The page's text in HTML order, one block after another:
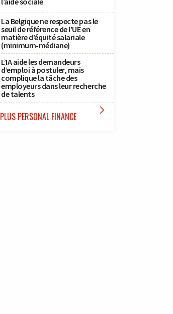
La Belgique ne respecte pas le
seuil de référence de l’UE en
matière d’équité salariale
(minimum-médiane)
L’IA aide les demandeurs
d’emploi à postuler, mais
complique la tâche des
employeurs dans leur recherche
de talents
PLUS PERSONAL FINANCE 